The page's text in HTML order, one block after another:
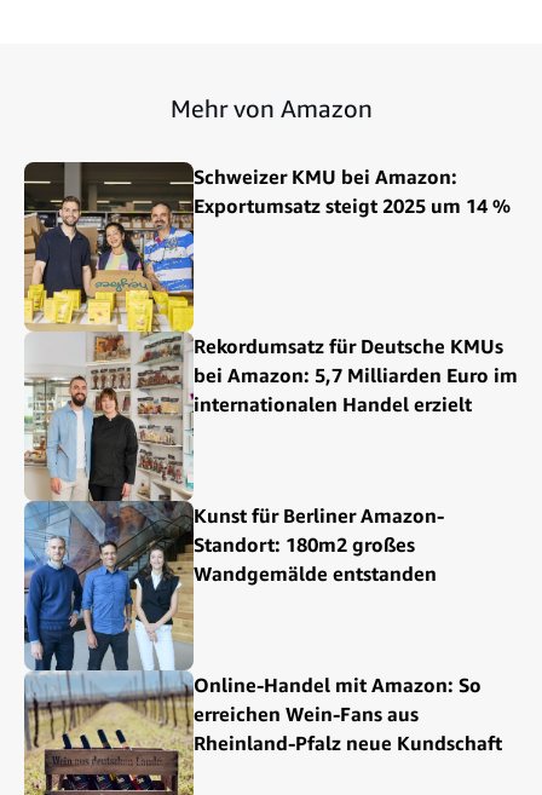
Mehr von Amazon
Schweizer KMU bei Amazon:
Exportumsatz steigt 2025 um 14 %
Rekordumsatz für Deutsche KMUs
bei Amazon: 5,7 Milliarden Euro im
internationalen Handel erzielt
Kunst für Berliner Amazon-
Standort: 180m2 großes
Wandgemälde entstanden
Online-Handel mit Amazon: So
erreichen Wein-Fans aus
Rheinland-Pfalz neue Kundschaft